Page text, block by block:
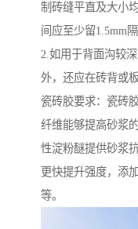
制砖缝平直及大小
间应至少留1.5mm隔
2.如用于背面沟较
外，还应在砖背或
瓷砖胶要求：瓷砖
纤维能够提高砂浆
性淀粉醚提供砂浆
更快提升强度，添
等。